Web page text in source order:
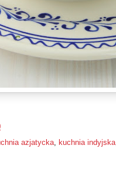
azjatycka kuchnia indyjska